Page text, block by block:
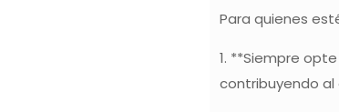
Para quienes
1. **Siempre
contribuyendo